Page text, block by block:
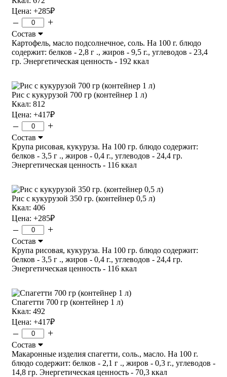
Цена: +285₽
– +
Состав
Картофель, масло подсолнечное, соль. На 100 г. блюдо
содержит: белков - 2,8 г ., жиров - 9,5 г., углеводов - 23,4
гр. Энергетическая ценность - 192 ккал
Рис с кукурузой 700 гр (контейнер 1 л)
Ккал: 812
Цена: +417₽
– +
Состав
Крупа рисовая, кукуруза. На 100 гр. блюдо содержит:
белков - 3,5 г ., жиров - 0,4 г., углеводов - 24,4 гр.
Энергетическая ценность - 116 ккал
Рис с кукурузой 350 гр. (контейнер 0,5 л)
Ккал: 406
Цена: +285₽
– +
Состав
Крупа рисовая, кукуруза. На 100 гр. блюдо содержит:
белков - 3,5 г ., жиров - 0,4 г., углеводов - 24,4 гр.
Энергетическая ценность - 116 ккал
Спагетти 700 гр (контейнер 1 л)
Ккал: 492
Цена: +417₽
– +
Состав
Макаронные изделия спагетти, соль., масло. На 100 г.
блюдо содержит: белков - 2,1 г ., жиров - 0,3 г., углеводов -
14,8 гр. Энергетическая ценность - 70,3 ккал